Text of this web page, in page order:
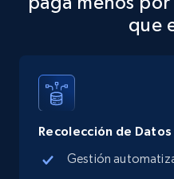
Address, Description,
13.2K+
Google Maps full
que
Recolección de Datos
Gestión